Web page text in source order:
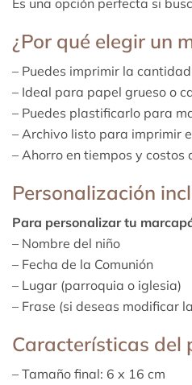
Es una opción perfecta si
¿Por qué elegir un
– Puedes imprimir la
– Ideal para papel grueso o
– Puedes plastificarlo para
– Archivo listo para imprimir
– Ahorro en tiempos y costos
Personalización
Para personalizar tu
– Nombre del niño
– Fecha de la Comunión
– Lugar (parroquia o iglesia)
– Frase (si deseas modificar
Características del
– Tamaño final: 6 x 16 cm